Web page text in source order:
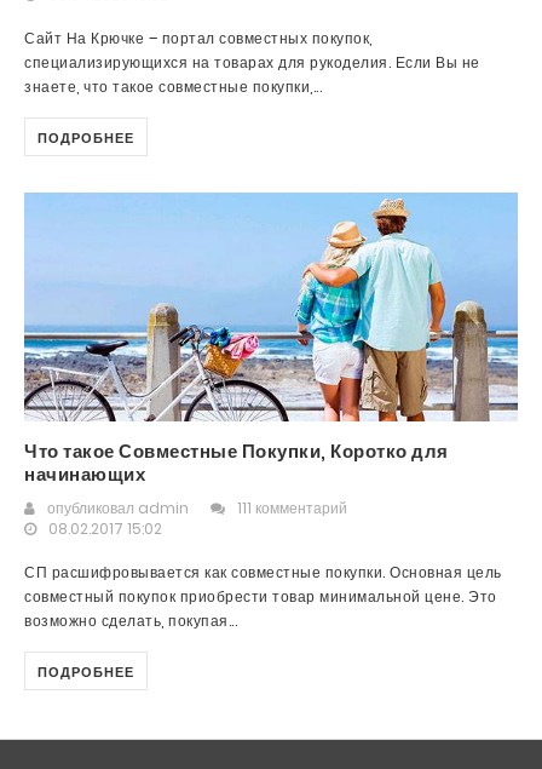
Сайт На Крючке – портал совместных покупок,
специализирующихся на товарах для рукоделия. Если Вы не
знаете, что такое совместные покупки,...
ПОДРОБНЕЕ
Что такое Совместные Покупки, Коротко для
начинающих
опубликовал admin
111 комментарий
08.02.2017 15:02
СП расшифровывается как совместные покупки. Основная цель
совместный покупок приобрести товар минимальной цене. Это
возможно сделать, покупая...
ПОДРОБНЕЕ